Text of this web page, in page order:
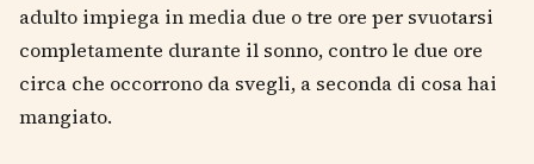
adulto impiega in media due o tre ore per svuotarsi
completamente durante il sonno, contro le due ore
circa che occorrono da svegli, a seconda di cosa hai
mangiato.